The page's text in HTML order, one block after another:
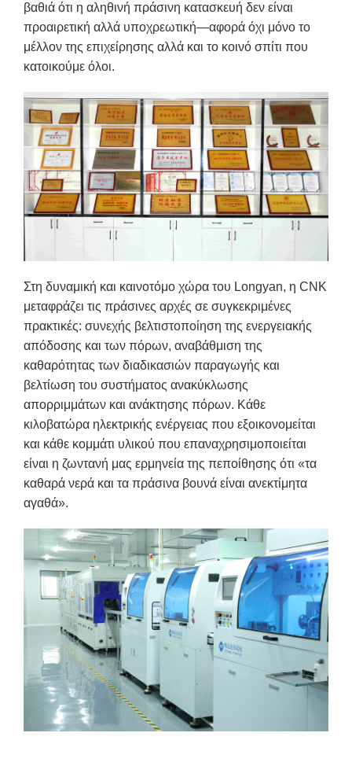
βαθιά ότι η αληθινή πράσινη κατασκευή δεν είναι
προαιρετική αλλά υποχρεωτική—αφορά όχι μόνο το
μέλλον της επιχείρησης αλλά και το κοινό σπίτι που
κατοικούμε όλοι.
Στη δυναμική και καινοτόμο χώρα του Longyan, η CNK
μεταφράζει τις πράσινες αρχές σε συγκεκριμένες
πρακτικές: συνεχής βελτιστοποίηση της ενεργειακής
απόδοσης και των πόρων, αναβάθμιση της
καθαρότητας των διαδικασιών παραγωγής και
βελτίωση του συστήματος ανακύκλωσης
απορριμμάτων και ανάκτησης πόρων. Κάθε
κιλοβατώρα ηλεκτρικής ενέργειας που εξοικονομείται
και κάθε κομμάτι υλικού που επαναχρησιμοποιείται
είναι η ζωντανή μας ερμηνεία της πεποίθησης ότι «τα
καθαρά νερά και τα πράσινα βουνά είναι ανεκτίμητα
αγαθά».